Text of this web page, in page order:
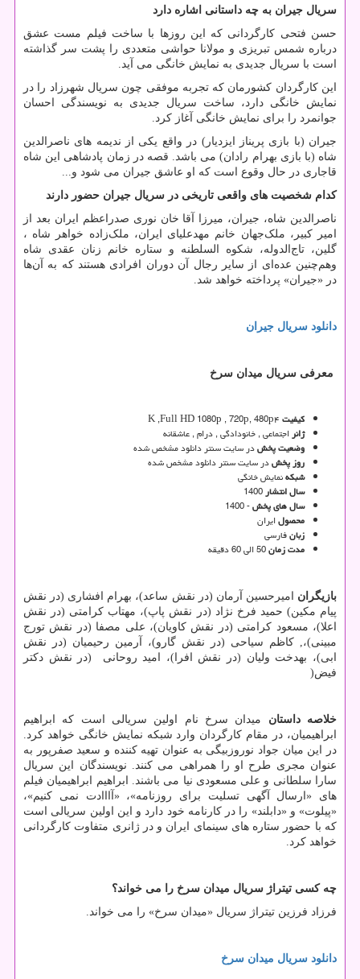
سریال جیران به چه داستانی اشاره دارد
حسن فتحی کارگردانی که این روزها با ساخت فیلم مست عشق
درباره شمس تبریزی و مولانا حواشی متعددی را پشت سر گذاشته
است با سریال جدیدی به نمایش خانگی می آید.
این کارگردان کشورمان که تجربه موفقی چون سریال شهرزاد را در
نمایش خانگی دارد، ساخت سریال جدیدی به نویسندگی احسان
جوانمرد را برای نمایش خانگی آغاز کرد.
جیران (با بازی پریناز ایزدیار) در واقع یکی از ندیمه های ناصرالدین
شاه (با بازی بهرام رادان) می باشد. قصه در زمان پادشاهی این شاه
قاجاری در حال وقوع است که او عاشق جیران می شود و...
کدام شخصیت های واقعی تاریخی در سریال جیران حضور دارند
ناصرالدین شاه، جیران، میرزا آقا خان نوری صدراعظم ایران بعد از
امیر کبیر، ملک‌جهان خانم مهدعلیای ایران، ملک‌زاده خواهر شاه ،
گلین، تاج‌الدوله، شکوه السلطنه و ستاره خانم زنان عقدی شاه
وهم‌چنین عده‌ای از سایر رجال آن دوران افرادی هستند که به آن‌ها
در «جیران» پرداخته خواهد شد.
دانلود سریال جیران
معرفی سریال میدان سرخ
کیفیت۴K ,Full HD 1080p , 720p, 480p
ژانراجتماعی , خانودادگی , درام , عاشقانه
وضعیت پخشدر سایت سنتر دانلود مشخص شده
روز پخشدر سایت سنتر دانلود مشخص شده
شبکهنمایش خانگی
سال انتشار1400
سال های پخش- 1400
محصولایران
زبانفارسی
مدت زمان50 الی 60 دقیقه
بازیگران
امیرحسین آرمان (در نقش ساعد)، بهرام افشاری (در نقش
پیام مکین) حمید فرخ نژاد (در نقش پاپ)، مهتاب کرامتی (در نقش
اعلا)، مسعود کرامتی (در نقش کاویان)، علی مصفا (در نقش تورج
مبینی)،, کاظم سیاحی (در نقش گارو)، آرمین رحیمیان (در نقش
ابی)، بهدخت ولیان (در نقش افرا)، امید روحانی (در نقش دکتر
فیض)
خلاصه داستان میدان سرخ نام اولین سریالی است که ابراهیم
ابراهیمیان، در مقام کارگردان وارد شبکه نمایش خانگی خواهد کرد.
در این میان جواد نوروزبیگی به عنوان تهیه کننده و سعید صفرپور به
عنوان مجری طرح او را همراهی می کنند. نویسندگان این سریال
سارا سلطانی و علی مسعودی نیا می باشند. ابراهیم ابراهیمیان فیلم
های «ارسال آگهی تسلیت برای روزنامه»، «آااادت نمی کنیم»،
«پیلوت» و «دابلند» را در کارنامه خود دارد و این اولین سریالی است
که با حضور ستاره های سینمای ایران و در ژانری متفاوت کارگردانی
خواهد کرد.
چه کسی تیتراژ سریال میدان سرخ را می خواند؟
فرزاد فرزین تیتراژ سریال «میدان سرخ» را می خواند.
دانلود سریال میدان سرخ